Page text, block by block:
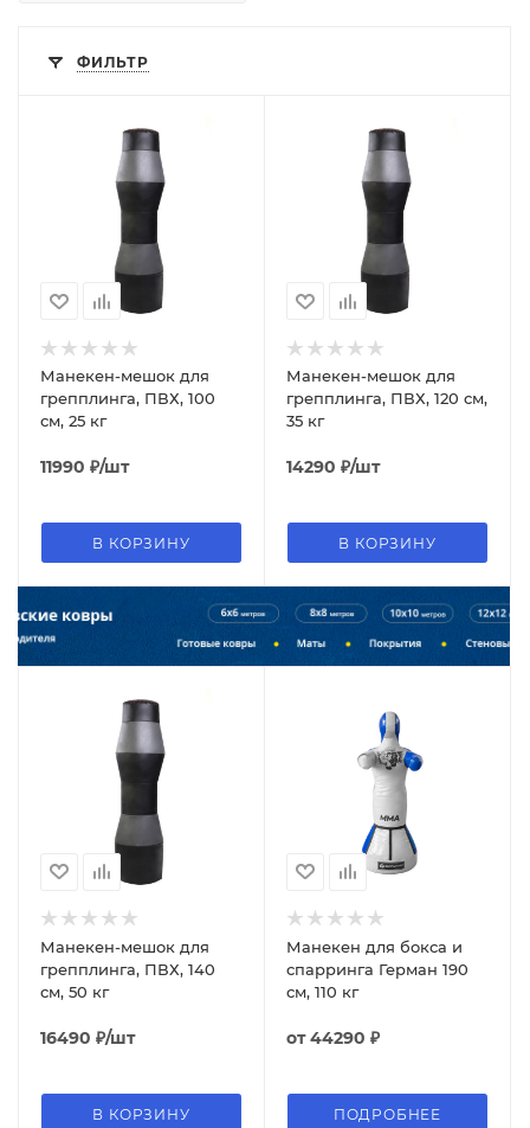
ФИЛЬТР
Манекен-мешок для
грепплинга, ПВХ, 100
см, 25 кг
11990 ₽/шт
В КОРЗИНУ
Манекен-мешок для
грепплинга, ПВХ, 120 см,
35 кг
14290 ₽/шт
В КОРЗИНУ
Манекен-мешок для
грепплинга, ПВХ, 140
см, 50 кг
16490 ₽/шт
В КОРЗИНУ
Манекен для бокса и
спарринга Герман 190
см, 110 кг
от44290 ₽
ПОДРОБНЕЕ